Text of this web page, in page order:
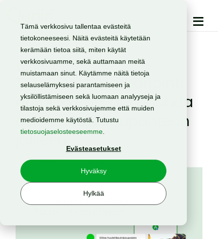
Tämä verkkosivu tallentaa evästeitä
tietokoneeseesi. Näitä evästeitä käytetään
kerämään tietoa siitä, miten käytät
verkkosivuamme, sekä auttamaan meitä
muistamaan sinut. Käytämme näitä tietoja
selauselämyksesi parantamiseen ja
yksilöllistämiseen sekä luomaan analyyseja ja
tilastoja sekä verkkosivujemme että muiden
medioidemme käytöstä. Tutustu
tietosuojaselosteeseemme
Evästeasetukset
Hyväksy
Hylkää
Ryhmätekstiviestit
Tekstiviestimarkkinointi
autoliikkeille: älä unohda
asiakastasi kaupanteon
jälkeen
23.3.2025